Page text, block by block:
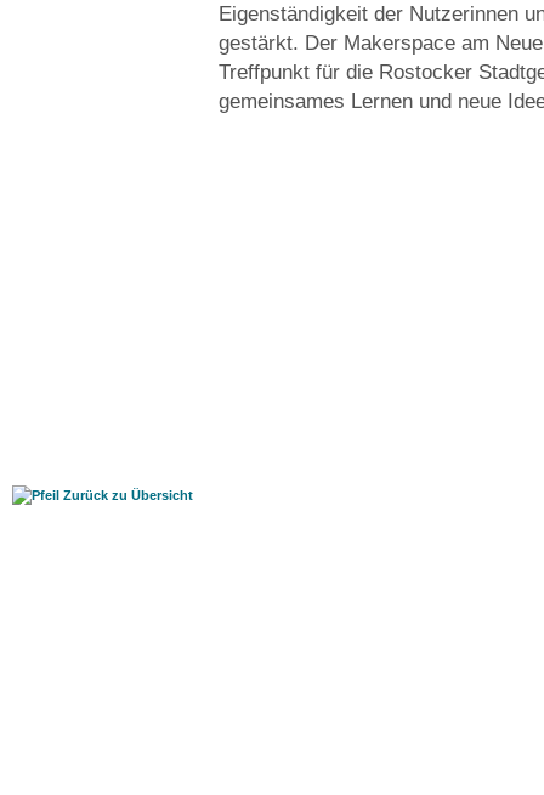
Eigenständigkeit der Nutzerinnen
gestärkt. Der Makerspace am
Treffpunkt für die Rostocker
gemeinsames Lernen und neue
Zurück zu Übersicht